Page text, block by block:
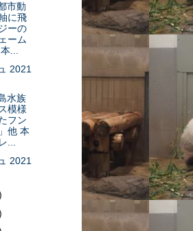
市動
に飛
ーの
ーム
...
2021
水族
模様
フン
他 本
...
2021